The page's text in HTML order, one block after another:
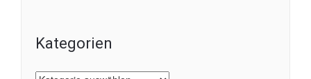
Kategorien